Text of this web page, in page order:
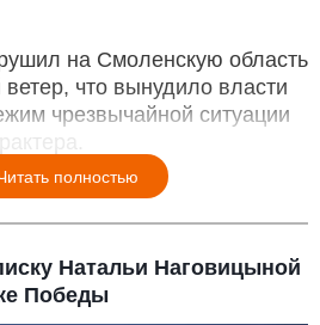
на Смоленскую область
что вынудило власти
чрезвычайной ситуации
полностью
Натальи Наговицыной
Победы